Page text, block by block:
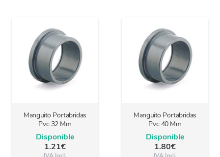
Manguito Portabridas
Pvc 32 Mm
Disponible
1.21€
IVA Incl.
Manguito Portabridas
Pvc 40 Mm
Disponible
1.80€
IVA Incl.